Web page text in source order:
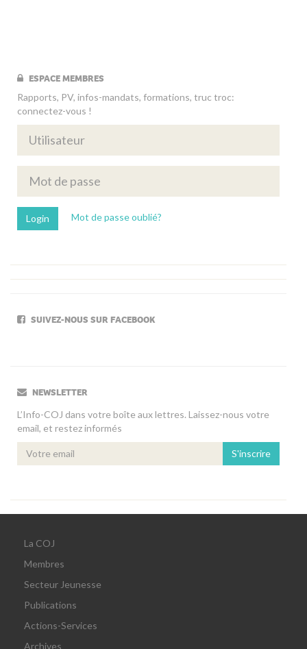
ESPACE MEMBRES
Rapports, PV, infos-mandats, formations, truc troc:
connectez-vous !
Mot de passe oublié?
SUIVEZ-NOUS SUR FACEBOOK
NEWSLETTER
L’Info-COJ dans votre boîte aux lettres. Laissez-nous votre
email, et restez informés
S'inscrire
La COJ
Membres
Secteur Jeunesse
Publications
Actions-Services
Archives